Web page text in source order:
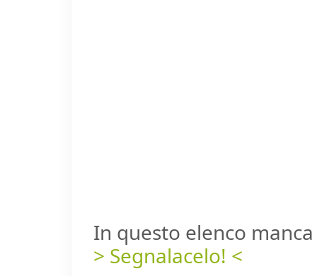
In questo elenco
> Segnalacelo! <